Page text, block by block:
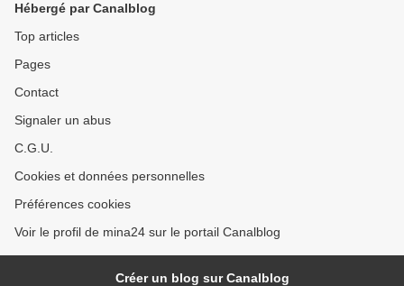
Hébergé par Canalblog
Top articles
Pages
Contact
Signaler un abus
C.G.U.
Cookies et données personnelles
Préférences cookies
Voir le profil de mina24 sur le portail Canalblog
Créer un blog sur Canalblog